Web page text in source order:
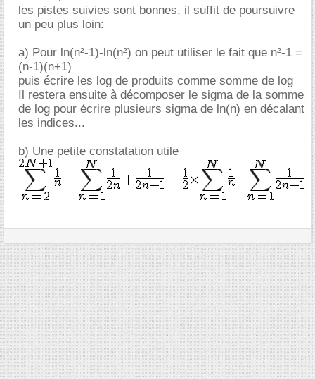
les pistes suivies sont bonnes, il suffit de poursuivre
un peu plus loin:
a) Pour ln(n²-1)-ln(n²) on peut utiliser le fait que n²-1 =
(n-1)(n+1)
puis écrire les log de produits comme somme de log
Il restera ensuite à décomposer le sigma de la somme
de log pour écrire plusieurs sigma de ln(n) en décalant
les indices...
b) Une petite constatation utile